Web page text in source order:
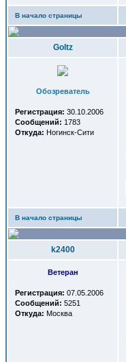
В начало страницы
Goltz
Обозреватель
Регистрация: 30.10.2006
Сообщений: 1783
Откуда: Ногинск-Сити
В начало страницы
k2400
Ветеран
Регистрация: 07.05.2006
Сообщений: 5251
Откуда: Москва